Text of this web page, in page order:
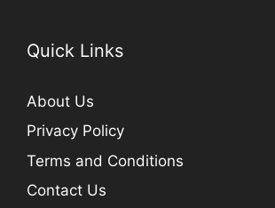
Quick Links
About Us
Privacy Policy
Terms and Conditions
Contact Us